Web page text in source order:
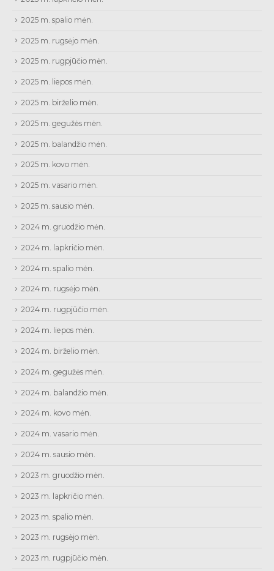
2025 m. spalio mėn.
2025 m. rugsėjo mėn.
2025 m. rugpjūčio mėn.
2025 m. liepos mėn.
2025 m. birželio mėn.
2025 m. gegužės mėn.
2025 m. balandžio mėn.
2025 m. kovo mėn.
2025 m. vasario mėn.
2025 m. sausio mėn.
2024 m. gruodžio mėn.
2024 m. lapkričio mėn.
2024 m. spalio mėn.
2024 m. rugsėjo mėn.
2024 m. rugpjūčio mėn.
2024 m. liepos mėn.
2024 m. birželio mėn.
2024 m. gegužės mėn.
2024 m. balandžio mėn.
2024 m. kovo mėn.
2024 m. vasario mėn.
2024 m. sausio mėn.
2023 m. gruodžio mėn.
2023 m. lapkričio mėn.
2023 m. spalio mėn.
2023 m. rugsėjo mėn.
2023 m. rugpjūčio mėn.